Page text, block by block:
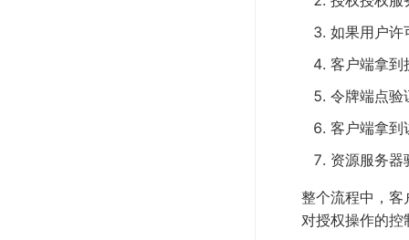
如果用户许
客户端拿到
令牌端点验
客户端拿到
资源服务器
整个流程中，客
对授权操作的控